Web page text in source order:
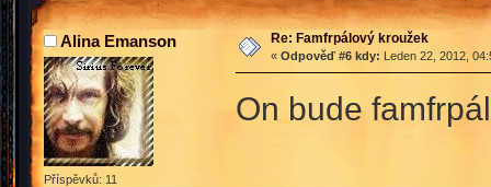
Alina Emanson
Příspěvků: 11
Re: Famfrpálový kroužek
« Odpověď #6 kdy: Leden 22, 2012,
On bude